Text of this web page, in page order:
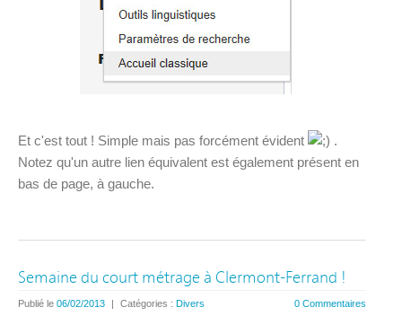
Et c'est tout ! Simple mais pas forcément évident
.
Notez qu'un autre lien équivalent est également présent en
bas de page, à gauche.
Semaine du court métrage à Clermont-Ferrand !
0 Commentaires
Publié le 06/02/2013 | Catégories : Divers